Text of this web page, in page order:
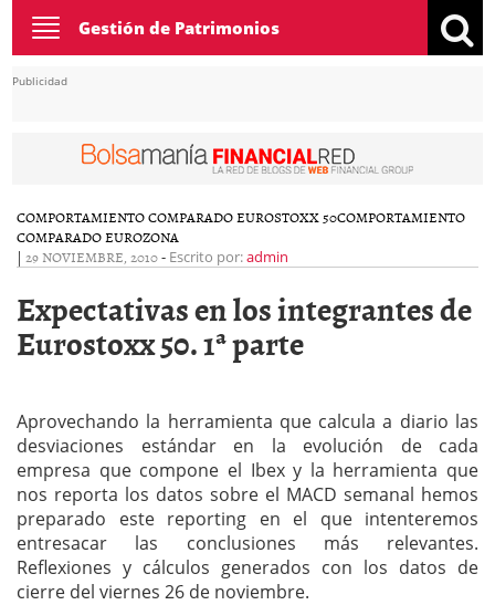
Toggle
navigation
Gestión de Patrimonios
Publicidad
COMPORTAMIENTO COMPARADO EUROSTOXX 50COMPORTAMIENTO
COMPARADO EUROZONA
| 29 NOVIEMBRE, 2010- Escrito por:admin
Expectativas en los integrantes de
Eurostoxx 50. 1ª parte
Aprovechando la herramienta que calcula a diario las
desviaciones estándar en la evolución de cada
empresa que compone el Ibex y la herramienta que
nos reporta los datos sobre el MACD semanal hemos
preparado este reporting en el que intenteremos
entresacar las conclusiones más relevantes.
Reflexiones y cálculos generados con los datos de
cierre del viernes 26 de noviembre.